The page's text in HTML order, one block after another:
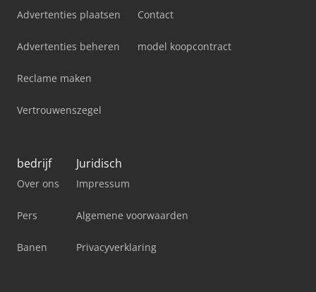
Advertenties plaatsen
Advertenties beheren
Reclame maken
Vertrouwenszegel
Contact
model koopcontract
bedrijf
Over ons
Pers
Banen
Juridisch
Impressum
Algemene voorwaarden
Privacyverklaring